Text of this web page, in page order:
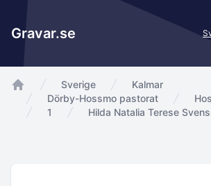
Gravar.se
app.Start
Sverige
Kalmar
Dörby-Hossmo pastorat
1
Hilda Natalia Terese